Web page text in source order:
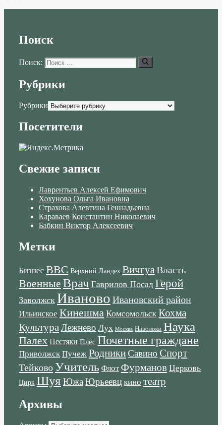
Поиск
Поиск:
Рубрики
Рубрики
Посетители
Свежие записи
Лаврентьев Алексей Ефимович
Хохунова Ольга Ивановна
Страхова Алевтина Геннадьевна
Караваев Константин Николаевич
Бабкин Виктор Алексеевич
Метки
Бизнес ВВС Верхний Ландех ВичгуаВласть
Военные Врач Гаврилов Посад Герой
Заволжск Иваново Ивановский район
Ильинское Кинешма Комсомольск Кохма
Культура Лежнево Лух Москва Наволоки Наука
Палех Пестяки Плёс Почетные граждане
Приволжск Пучеж РодникиСавино Спорт
ТейковоУчитель Флот Фурманов Церковь
Цирк Шуя Южа Юрьеевц кино театр
Архивы